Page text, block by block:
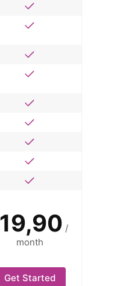
19,90 /
month
Get Started